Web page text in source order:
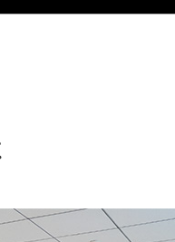
会社概要
サプライヤー
小麦粉
CHIKIRI NSWEAR
ト